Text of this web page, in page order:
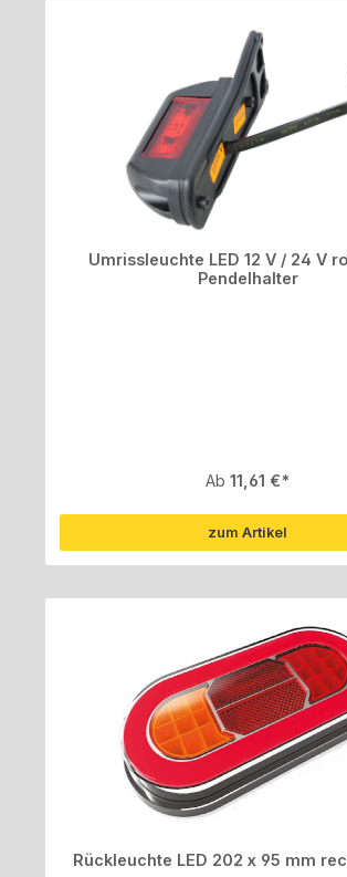
Umrissleuchte LED 12 V / 24 V
Pendelhalter
Regulärer Preis:
Ab 11,61 €
zum Artikel
Rückleuchte LED 202 x 95 mm